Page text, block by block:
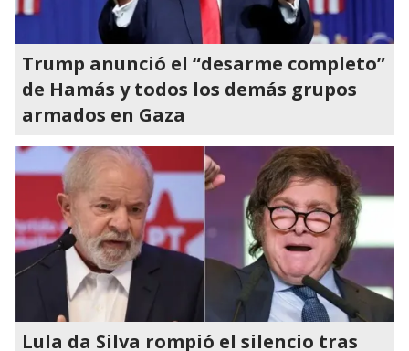
Trump anunció el “desarme completo”
de Hamás y todos los demás grupos
armados en Gaza
Lula da Silva rompió el silencio tras